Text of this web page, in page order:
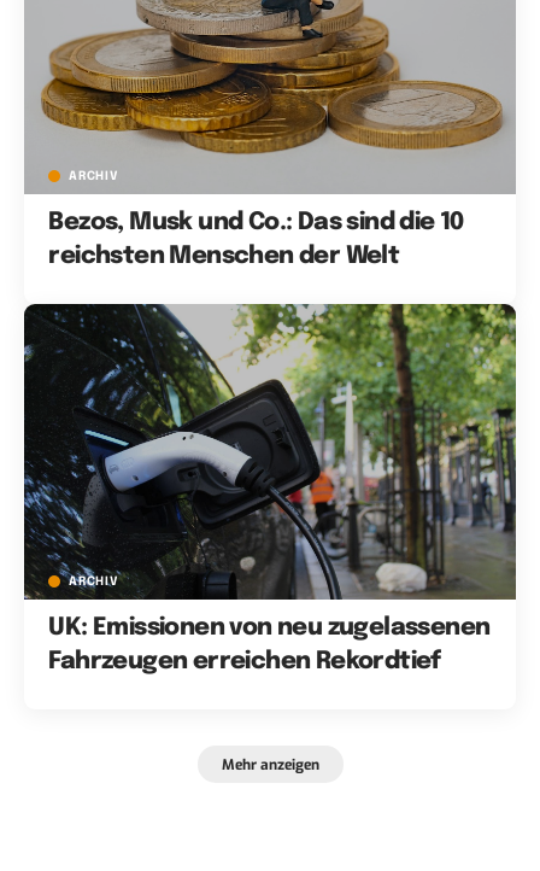
ARCHIV
Bezos, Musk und Co.: Das sind die 10
reichsten Menschen der Welt
ARCHIV
UK: Emissionen von neu zugelassenen
Fahrzeugen erreichen Rekordtief
Mehr anzeigen